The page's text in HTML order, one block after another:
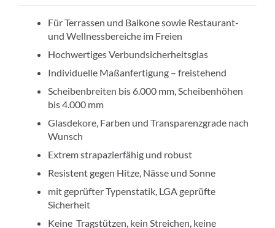
Für Terrassen und Balkone sowie Restaurant-
und Wellnessbereiche im Freien
Hochwertiges Verbundsicherheitsglas
Individuelle Maßanfertigung – freistehend
Scheibenbreiten bis 6.000 mm, Scheibenhöhen
bis 4.000 mm
Glasdekore, Farben und Transparenzgrade nach
Wunsch
Extrem strapazierfähig und robust
Resistent gegen Hitze, Nässe und Sonne
mit geprüfter Typenstatik, LGA geprüfte
Sicherheit
Keine Tragstützen, kein Streichen, keine